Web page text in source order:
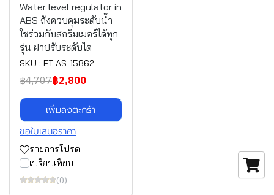
Water level regulator in
ABS ถังควบคุมระดับน้ำ
ใชร่วมกับสกริมเมอร์ได้ทุก
รุ่น ฝาปรับระดับได
SKU : FT-AS-15862
฿4,707฿2,800
เพิ่มลงตะกร้า
ขอใบเสนอราคา
รายการโปรด
เปรียบเทียบ
(0)